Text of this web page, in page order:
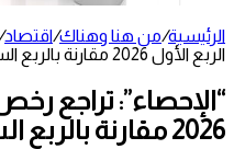
الرئيسية/من هنا وهناك/اقتصاد/
الربع الأول 2026 مقارنة بالربع السابق
“الإحصاء”: تراجع
2026 مقارنة بالربع السابق